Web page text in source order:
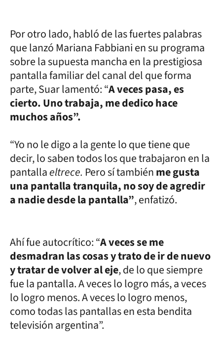
Por otro lado, habló de las fuertes palabras
que lanzó Mariana Fabbiani en su programa
sobre la supuesta mancha en la prestigiosa
pantalla familiar del canal del que forma
parte, Suar lamentó: “A veces pasa, es
cierto. Uno trabaja, me dedico hace
muchos años”.
“Yo no le digo a la gente lo que tiene que
decir, lo saben todos los que trabajaron en la
pantallaeltrece. Pero sí tambiénme gusta
una pantalla tranquila, no soy de agredir
a nadie desde la pantalla”, enfatizó.
Ahí fue autocrítico: “A veces se me
desmadran las cosas y trato de ir de nuevo
y tratar de volver al eje, de lo que siempre
fue la pantalla. A veces lo logro más, a veces
lo logro menos. A veces lo logro menos,
como todas las pantallas en esta bendita
televisión argentina”.